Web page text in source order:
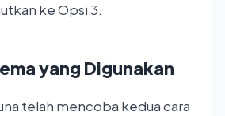
ke Opsi 3.
yang Digunakan
telah mencoba kedua cara